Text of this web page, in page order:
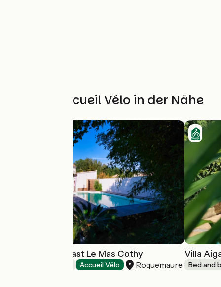
Weitere Accueil Vélo in der Nähe
Bed and breakfast Le Mas Cothy
Accueil Vélo Roquemaure
Villa
Bed and